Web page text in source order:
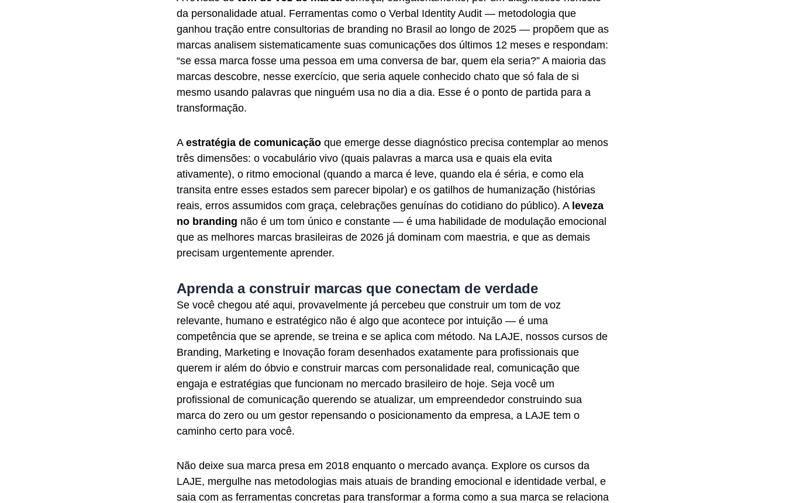
da personalidade atual. Ferramentas como o Verbal Identity Audit — metodologia que
ganhou tração entre consultorias de branding no Brasil ao longo de 2025 — propõem que as
marcas analisem sistematicamente suas comunicações dos últimos 12 meses e respondam:
“se essa marca fosse uma pessoa em uma conversa de bar, quem ela seria?” A maioria das
marcas descobre, nesse exercício, que seria aquele conhecido chato que só fala de si
mesmo usando palavras que ninguém usa no dia a dia. Esse é o ponto de partida para a
transformação.
Aestratégia de comunicação que emerge desse diagnóstico precisa contemplar ao menos
três dimensões: o vocabulário vivo (quais palavras a marca usa e quais ela evita
ativamente), o ritmo emocional (quando a marca é leve, quando ela é séria, e como ela
transita entre esses estados sem parecer bipolar) e os gatilhos de humanização (histórias
reais, erros assumidos com graça, celebrações genuínas do cotidiano do público). A leveza
no branding não é um tom único e constante — é uma habilidade de modulação emocional
que as melhores marcas brasileiras de 2026 já dominam com maestria, e que as demais
precisam urgentemente aprender.
Aprenda a construir marcas que conectam de verdade
Se você chegou até aqui, provavelmente já percebeu que construir um tom de voz
relevante, humano e estratégico não é algo que acontece por intuição — é uma
competência que se aprende, se treina e se aplica com método. Na LAJE, nossos cursos de
Branding, Marketing e Inovação foram desenhados exatamente para profissionais que
querem ir além do óbvio e construir marcas com personalidade real, comunicação que
engaja e estratégias que funcionam no mercado brasileiro de hoje. Seja você um
profissional de comunicação querendo se atualizar, um empreendedor construindo sua
marca do zero ou um gestor repensando o posicionamento da empresa, a LAJE tem o
caminho certo para você.
Não deixe sua marca presa em 2018 enquanto o mercado avança. Explore os cursos da
LAJE, mergulhe nas metodologias mais atuais de branding emocional e identidade verbal, e
saia com as ferramentas concretas para transformar a forma como a sua marca se relaciona